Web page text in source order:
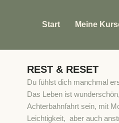
Start Meine
REST & RESET
Du fühlst dich manchmal
Das Leben ist
Achterbahnfahrt sein, mit
Leichtigkeit, aber auch